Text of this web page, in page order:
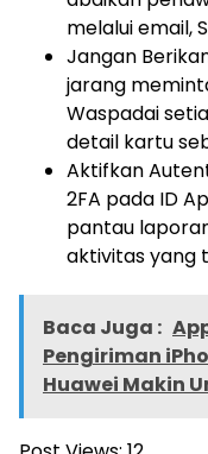
melalui email,
Jangan
jarang
Waspadai
detail kartu
Aktifkan
2FA pada ID
pantau
aktivitas yang
Baca Juga :
Pengiriman
Huawei Makin